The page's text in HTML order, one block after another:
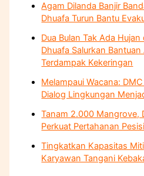
Agam Dilanda Banjir
Dhuafa Turun Bantu
Dua Bulan Tak Ada
Dhuafa Salurkan
Terdampak Kekeringan
Melampaui Wacana:
Dialog Lingkungan
Tanam 2.000 Mangrove,
Perkuat Pertahanan
Tingkatkan Kapasitas
Karyawan Tangani